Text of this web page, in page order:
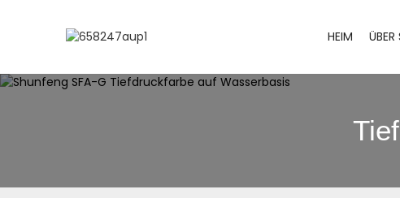
HEIM ÜBER